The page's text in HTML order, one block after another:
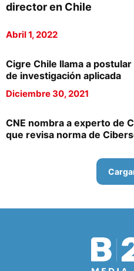
director en Chile
Abril 1, 2022
Cigre Chile llama a
de investigación aplicada
Diciembre 30, 2021
CNE nombra a experto de
que revisa norma de